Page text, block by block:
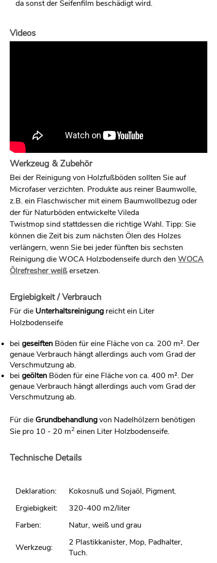
da sonst der Seifenfilm beschädigt wird.
Videos
Werkzeug & Zubehör
Bei der Reinigung von Holzfußböden sollten Sie auf
Microfaser verzichten. Produkte aus reiner Baumwolle,
z.B. ein Flaschwischer mit einem Baumwollbezug oder
der für Naturböden entwickelte Vileda
Twistmop sind stattdessen die richtige Wahl. Tipp: Sie
können die Zeit bis zum nächsten Ölen des Holzes
verlängern, wenn Sie bei jeder fünften bis sechsten
Reinigung die WOCA Holzbodenseife durch den WOCA
Ölrefresher weißersetzen.
Ergiebigkeit / Verbrauch
Für die Unterhaltsreinigung reicht ein Liter
Holzbodenseife
bei geseiften Böden für eine Fläche von ca. 200 m². Der
genaue Verbrauch hängt allerdings auch vom Grad der
Verschmutzung ab.
bei geölten Böden für eine Fläche von ca. 400 m². Der
genaue Verbrauch hängt allerdings auch vom Grad der
Verschmutzung ab.
Für die Grundbehandlungvon Nadelhölzern benötigen
Sie pro 10 - 20 m2 einen Liter Holzbodenseife.
Technische Details
Deklaration:
Kokosnuß und Sojaöl, Pigment.
Ergiebigkeit:
320-400 m2/liter
Farben:
Natur, weiß und grau
Werkzeug:
2 Plastikkanister, Mop, Padhalter,
Tuch.